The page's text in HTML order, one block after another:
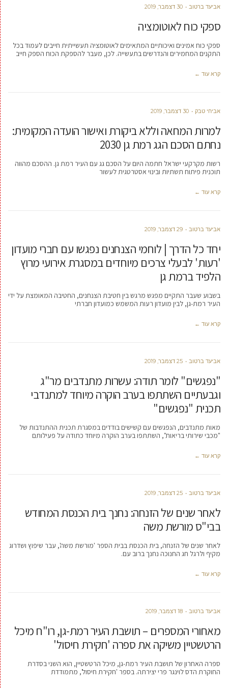
אביעד ברטוב 30 דצמבר, 2019
ספקי כוח לאוטומציה
ספקי כוח אמינים ואיכותיים המתאימים לאוטומציה תעשייתית חייבים לעמוד בכל
התקנים המחמירים והנדרשים בתעשייה. לכן, מעבר להספקת הכוח הספק חייב
קרא עוד ←
אביחי טבק 30 דצמבר, 2019
למרות המחאה וללא ביקורת ואישור הועדה המקומית:
נחתם הסכם הגג רמת גן 2030
רשות מקרקעי ישראל חתמה היום על הסכם גג עם העיר רמת גן. ההסכם מהווה
תוכנית פיתוח תשתיות ובינוי אסטרטגית לעשור
קרא עוד ←
אביעד ברטוב 29 דצמבר, 2019
יחד כל הדרך | לוחמי הצנחנים נפגשו עם חברי מועדון
'רעות' לבעלי צרכים מיוחדים במסגרת אירועי מרוץ
הלפיד ברמת גן
בשבוע שעבר התקיים מפגש מרגש בין חטיבת הצנחנים, החטיבה המאומצת על ידי
העיר רמת-גן, לבין מועדון רעות המשמש כמועדון חברתי
קרא עוד ←
אביעד ברטוב 25 דצמבר, 2019
"נפגשים" לומר תודה: עשרות מתנדבים מר"ג
וגבעתיים השתתפו בערב הוקרה מיוחד למתנדבי
תכנית "נפגשים"
מאות מתנדבים, הנפגשים עם קשישים בודדים במסגרת תכנית ההתנדבות של
"מכבי שירותי בריאות", השתתפו בערב הוקרה מיוחד כתודה על פעילותם
קרא עוד ←
אביעד ברטוב 25 דצמבר, 2019
לאחר שנים של הזנחה: נחנך בית הכנסת המחודש
בבי"ס מורשת משה
לאחר שנים של הזנחה, בית הכנסת בבית הספר 'מורשת משה', עבר שיפוץ ושדרוג
מקיף ולרגל חג החנוכה נחנך ברוב עם.
קרא עוד ←
אביעד ברטוב 18 דצמבר, 2019
מאחורי המספרים – תושבת העיר רמת-גן, רו"ח מיכל
הרטשטיין משיקה את ספרה 'חקירת חיסול'
ספרה האחרון של תושבת העיר רמת-גן, מיכל הרטשטיין, הוא השני בסדרת
החוקרת הדס לוינגר פרי יצירתה. בספר 'חקירת חיסול', מתמודדת